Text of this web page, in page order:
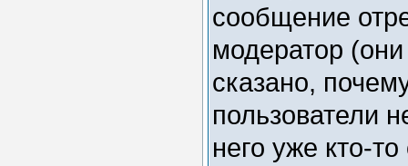
сообщение
модератор
сказано,
пользователи
него уже кто-то